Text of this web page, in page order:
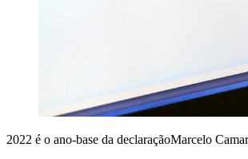
2022 é o ano-base da declaraçãoMarcelo